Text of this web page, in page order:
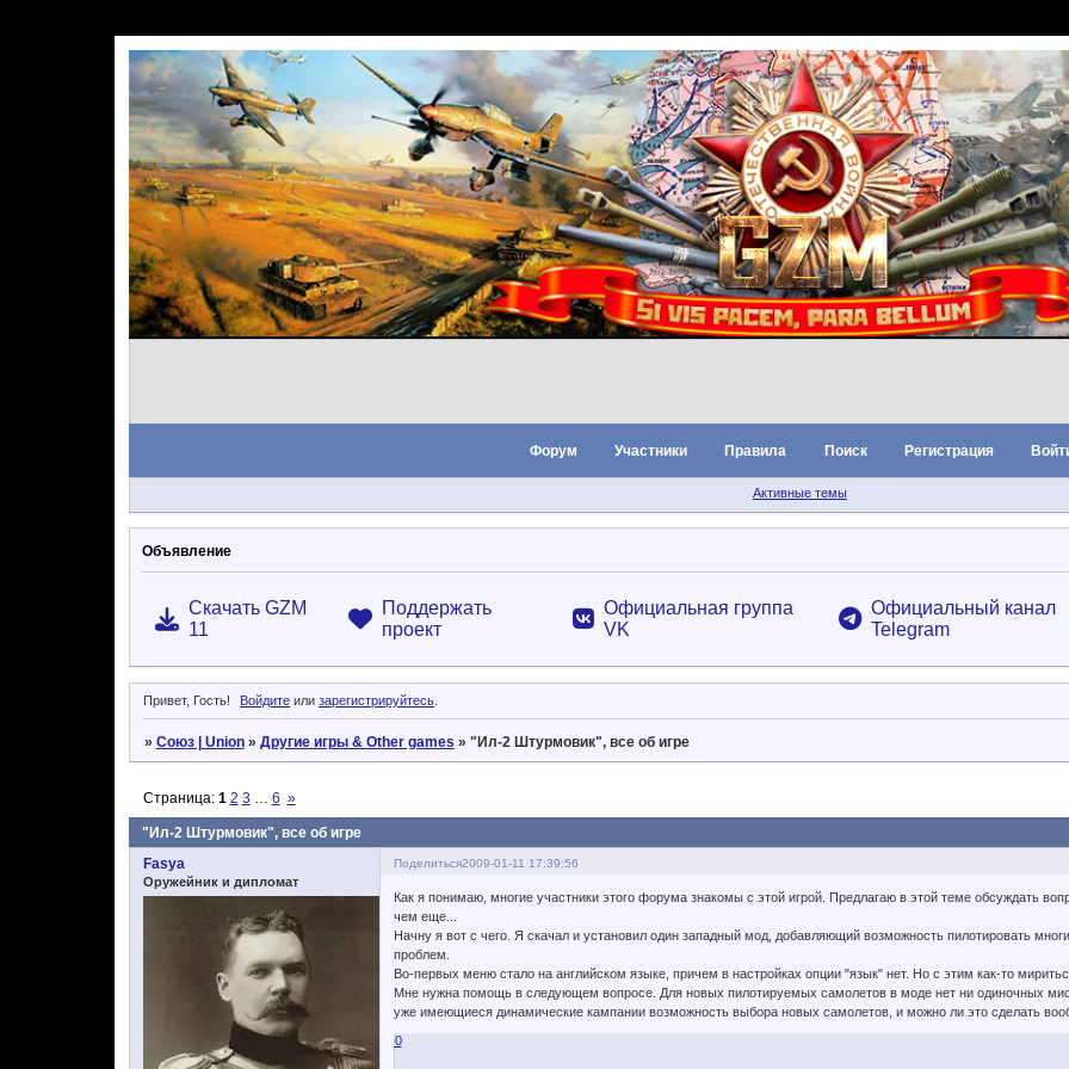
Форум Участники Правила Поиск Регистрация
Активные темы
Объявление
Скачать GZM
11
Поддержать
проект
Официальная группа
VK
Официальный канал
Telegram
Привет, Гость! Войдите илизарегистрируйтесь.
» Союз | Union » Другие игры & Other games » "Ил-2 Штурмовик", все об игре
"Ил-2 Штурмовик", все об игре
Страница: 1 2 3 … 6 »
Поделиться2009-01-11 17:39:56
Fasya
Оружейник и дипломат
Как я понимаю, многие участники этого форума знакомы с этой игрой. Предлагаю в этой теме обсуждать
чем еще...
Начну я вот с чего. Я скачал и установил один западный мод, добавляющий возможность пилотировать
проблем.
Во-первых меню стало на английском языке, причем в настройках опции "язык" нет. Но с этим как-то
Мне нужна помощь в следующем вопросе. Для новых пилотируемых самолетов в моде нет ни одиночных
уже имеющиеся динамические кампании возможность выбора новых самолетов, и можно ли это сделать
0